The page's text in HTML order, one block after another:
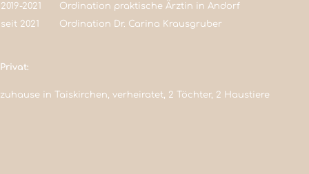
2019-2021
Ordination praktische Ärztin in Andorf
seit 2021
Ordination Dr. Carina Krausgruber
Privat:
zuhause in Taiskirchen, verheiratet, 2 Töchter, 2 Haustiere